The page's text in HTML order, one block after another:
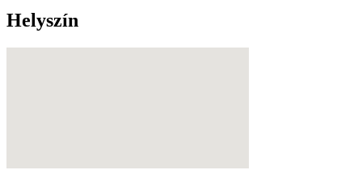
Helyszín